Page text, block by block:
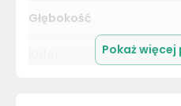
Głębokość
Pokaż